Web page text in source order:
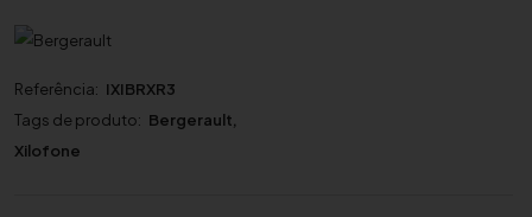
Referência: IXIBRXR3
Tags de produto: Bergerault,
Xilofone